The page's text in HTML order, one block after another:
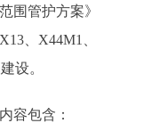
围管护方案》
、X44M1、
设。
容包含：